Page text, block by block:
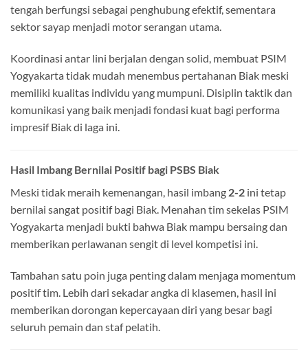
tengah berfungsi sebagai penghubung efektif, sementara
sektor sayap menjadi motor serangan utama.
Koordinasi antar lini berjalan dengan solid, membuat PSIM
Yogyakarta tidak mudah menembus pertahanan Biak meski
memiliki kualitas individu yang mumpuni. Disiplin taktik dan
komunikasi yang baik menjadi fondasi kuat bagi performa
impresif Biak di laga ini.
Hasil Imbang Bernilai Positif bagi PSBS Biak
Meski tidak meraih kemenangan, hasil imbang 2-2 ini tetap
bernilai sangat positif bagi Biak. Menahan tim sekelas PSIM
Yogyakarta menjadi bukti bahwa Biak mampu bersaing dan
memberikan perlawanan sengit di level kompetisi ini.
Tambahan satu poin juga penting dalam menjaga momentum
positif tim. Lebih dari sekadar angka di klasemen, hasil ini
memberikan dorongan kepercayaan diri yang besar bagi
seluruh pemain dan staf pelatih.